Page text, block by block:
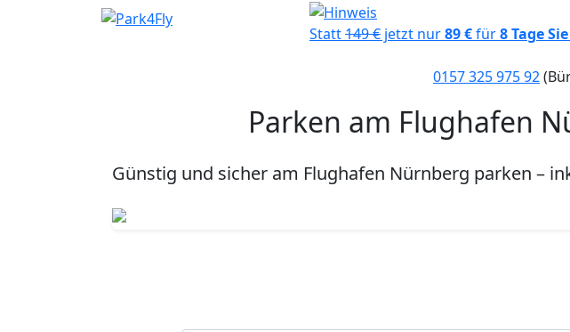
Statt149 € jetzt nur89 €für8 Tage
0157 325 975 92
Parken am Flughafen
Günstig und sicher am Flughafen Nürnberg parken –